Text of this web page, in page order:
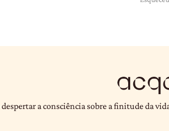
a consciência sobre a finitude da